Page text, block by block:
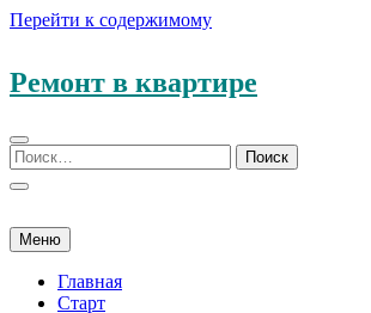
Перейти к содержимому
Ремонт в квартире
Меню
Главная
Старт